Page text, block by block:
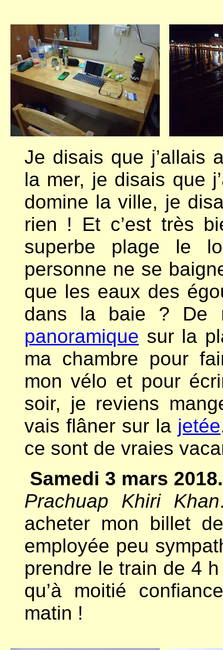
Je disais que j’allais
la mer, je disais que
domine la ville, je
rien ! Et c’est très
superbe plage le
personne ne se
que les eaux des
dans la baie ? De
panoramique sur la
ma chambre pour
mon vélo et pour
soir, je reviens
vais flâner sur la jetée
ce sont de vraies
Samedi 3 mars 2018.
Prachuap Khiri Khan
acheter mon billet
employée peu
prendre le train de 4
qu’à moitié
matin !